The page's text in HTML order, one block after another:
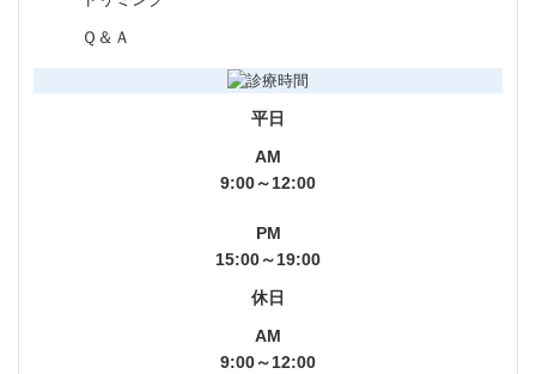
Ｑ＆Ａ
平日
AM
9:00～12:00
PM
15:00～19:00
休日
AM
9:00～12:00